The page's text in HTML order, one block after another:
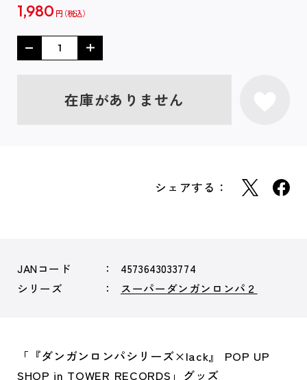
1,980 円
在庫がありません
シェアする：
JANコード
4573643033774
シリーズ
スーパーダンガンロンパ２
「『ダンガンロンパシリーズ×lack』 POP UP
SHOP in TOWER RECORDS」グッズ